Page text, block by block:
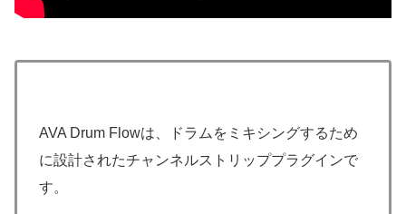
AVA Drum Flowは、ドラムをミキシングするため
に設計されたチャンネルストリッププラグインで
す。